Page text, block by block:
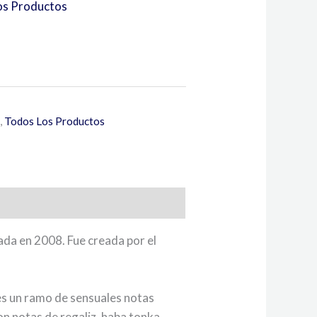
Productos
, Todos Los Productos
en 2008. Fue creada por el
un ramo de sensuales notas